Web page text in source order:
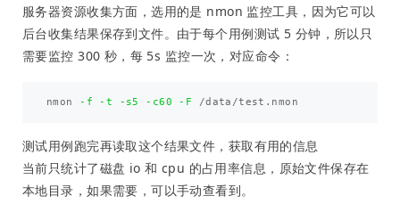
服务器资源收集方面，选用的是 nmon 监控工具，因为它可以
后台收集结果保存到文件。由于每个用例测试 5 分钟，所以只
需要监控 300 秒，每 5s 监控一次，对应命令：
nmon -f -t -s5 -c60 -F
测试用例跑完再读取这个结果文件，获取有用的信息
当前只统计了磁盘 io 和 cpu 的占用率信息，原始文件保存在
本地目录，如果需要，可以手动查看到。